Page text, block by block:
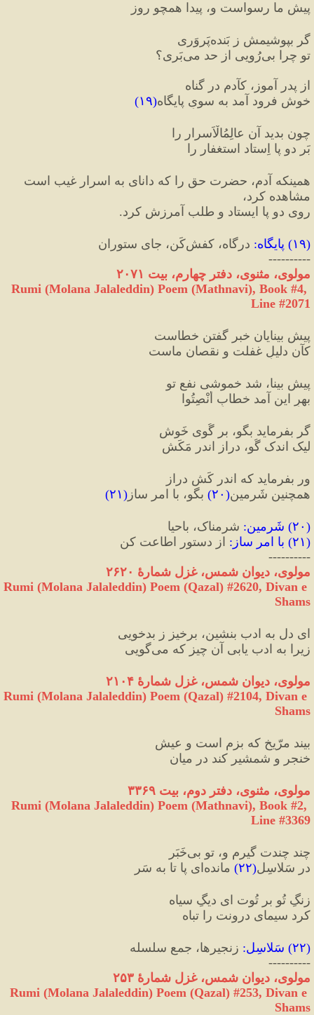
پیشِ ما رسواست و، پیدا همچو روز
گر بپوشیمش ز بَنده‌پَروَری
تو چرا بی‌رُویی از حد می‌بَری؟
از پدر آموز، کآدم در گناه
خوش فرود آمد به سویِ پایگاه(۱۹)
چون بدید آن عالِمُ‎الْاَسرار را
بَر دو پا اِستاد استغفار را
مشاهده کرد،
روی دو پا ایستاد و طلب آمرزش کرد.
(۱۹) پایگاه: درگاه، کفش‌کَن، جای ستوران
----------
مولوی، مثنوی، دفتر چهارم، بیت ۲۰۷۱
Rumi (Molana Jalaleddin) Poem (Mathnavi), Book #4,
Line #2071
پیشِ بینایان خبر گفتن خطاست
کآن دلیلِ غفلت و نقصان ماست
پیشِ بینا، شد خموشی نفعِ تو
بهرِ این آمد خطابِ أنْصِتُوا
گر بفرماید بگو، بر گُوی خَوش
لیک اندک گُو، دراز اندر مَکَش
ور بفرماید که اندر کَش دراز
همچنین شَرمین( ۲۰) بگو، با امر ساز (۲۱)
( ۲۰) شَرمین: شرمناک، باحیا
(۲۱) با امر ساز : از دستور اطاعت کن
----------
مولوی، دیوان شمس، غزل شمارهٔ ۲۶۲۰
Rumi (Molana Jalaleddin) Poem (Qazal) #2620, Divan e
Shams
ای دل به ادب بنشین، برخیز ز بدخویی
زیرا به ادب یابی آن چیز که می‌گویی
مولوی، دیوان شمس، غزل شمارهٔ ۲۱۰۴
Rumi (Molana Jalaleddin) Poem (Qazal) #2104, Divan e
Shams
بیند مرّیخ که بزم است و عیش
خنجر و شمشیر کند در میان
مولوی، مثنوی، دفتر دوم، بیت ۳۳۶۹
Rumi (Molana Jalaleddin) Poem (Mathnavi), Book #2,
Line #3369
چند چندت گیرم و، تو بی‌‏خَبَر
در سَلاسِل(۲۲) مانده‌‏ای پا تا به سَر
زنگِ تُو بر تُوت ای دیگِ سیاه
کرد سیمای درونت را تباه
(۲۲) سَلاسِل: زنجیرها، جمع سلسله
----------
مولوی، دیوان شمس، غزل شمارهٔ ۲۵۳
Rumi (Molana Jalaleddin) Poem (Qazal) #253, Divan e
Shams